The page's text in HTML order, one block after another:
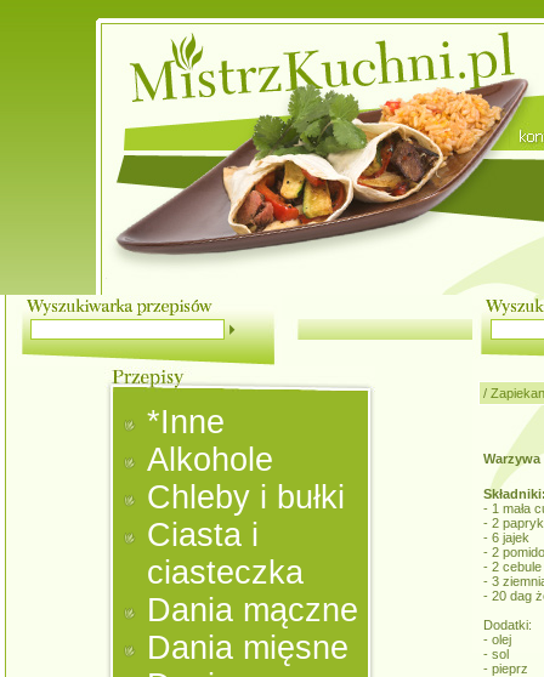
*Inne
Alkohole
Chleby i bułki
Ciasta i
ciasteczka
Dania mączne
Dania mięsne
/
- 1 mała
- 2
- 6 jajek
- 2
- 2 cebule
- 3
- 20 dag
Dodatki:
- olej
- sol
- pieprz